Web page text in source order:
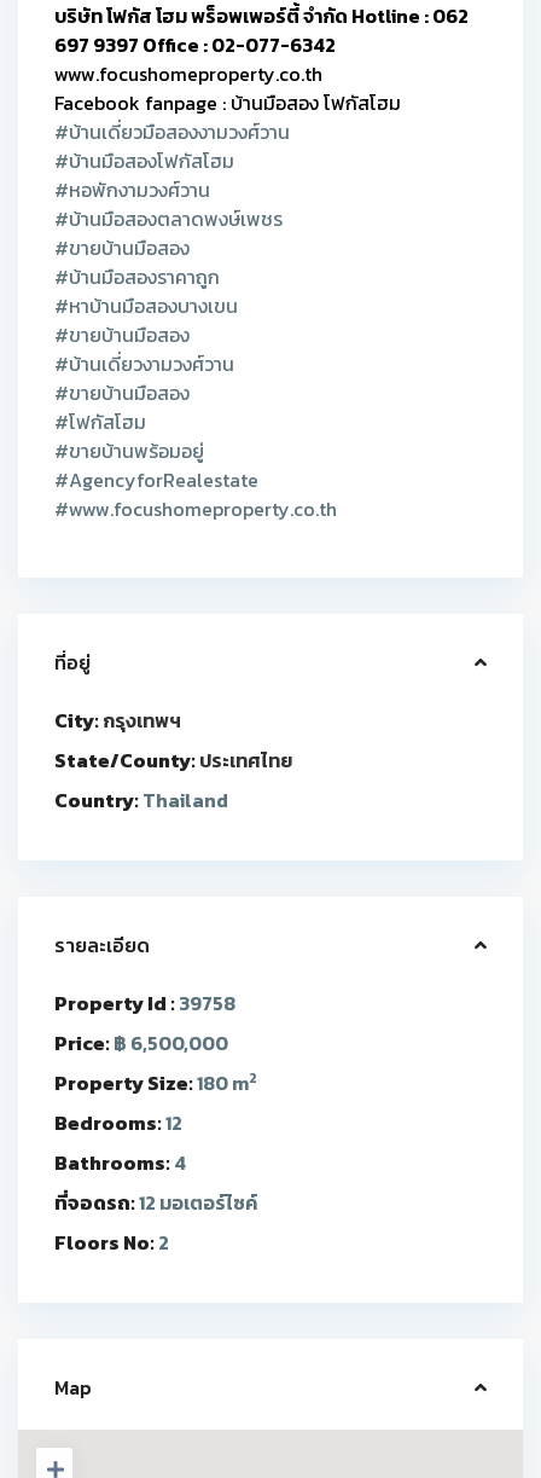
บริษัท โฟกัส โฮม พร็อพเพอร์ตี้ จำกัด Hotline : 062
697 9397 Office : 02-077-6342
www.focushomeproperty.co.th
Facebook fanpage : บ้านมือสอง โฟกัสโฮม
#บ้านเดี่ยวมือสองงามวงศ์วาน
#บ้านมือสองโฟกัสโฮม
#หอพักงามวงศ์วาน
#บ้านมือสองตลาดพงษ์เพชร
#ขายบ้านมือสอง
#บ้านมือสองราคาถูก
#หาบ้านมือสองบางเขน
#ขายบ้านมือสอง
#บ้านเดี่ยวงามวงศ์วาน
#ขายบ้านมือสอง
#โฟกัสโฮม
#ขายบ้านพร้อมอยู่
#AgencyforRealestate
#www.focushomeproperty.co.th
ที่อยู่
City:กรุงเทพฯ
State/County:ประเทศไทย
Country:Thailand
รายละเอียด
Property Id :39758
Price:฿ 6,500,000
Property Size:180 m2
Bedrooms:12
Bathrooms:4
ที่จอดรถ:12 มอเตอร์ไซค์
Floors No:2
Map